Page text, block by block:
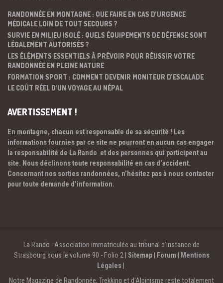
RANDONNÉE EN MONTAGNE : QUE FAIRE EN CAS D’URGENCE
MÉDICALE LOIN DE TOUT SECOURS ?
SURVIE EN MILIEU ISOLÉ : QUELS ÉQUIPEMENTS DE DÉFENSE SONT
LÉGALEMENT AUTORISÉS ?
LES ÉLÉMENTS ESSENTIELS À PRÉVOIR POUR RÉUSSIR VOTRE
RANDONNÉE EN PLEINE NATURE
FORMATION SPORT : COMMENT DEVENIR MONITEUR D’ESCALADE
LE COÛT RÉEL D’UN VOYAGE AU NÉPAL
AVERTISSEMENT !
En montagne, chacun est responsable de sa sécurité ! Les
informations fournies par ce site ne pourront en aucun cas engager
la responsabilité de La Rando et des personnes qui participent au
site. Nous déclinons toute responsabilité en cas d’accident.
Concernant nos sorties randonnées, n’hésitez pas à nous contacter
pour toute demande d’information.
La Rando : Association immatriculée au tribunal d’instance de
Strasbourg sous le volume 90 - Folio 2 | Sitemap| Forum
Mentions
Légales
Notre Magazine de Randonnée, Trekking et d'Alpinisme reste totalement